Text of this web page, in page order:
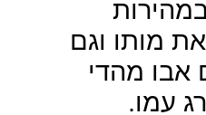
מותו וגם
אבו מהדי
עמו.